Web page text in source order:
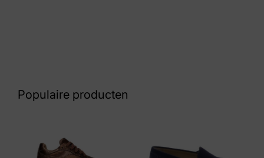
Merk
Populaire producten